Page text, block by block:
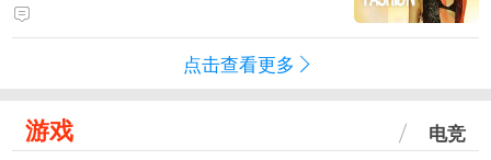
点击查看更多
游戏 电竞